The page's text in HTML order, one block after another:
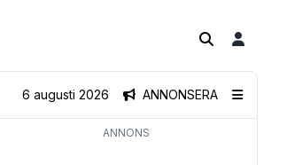
ANNONSERA
6 augusti 2026
ANNONS